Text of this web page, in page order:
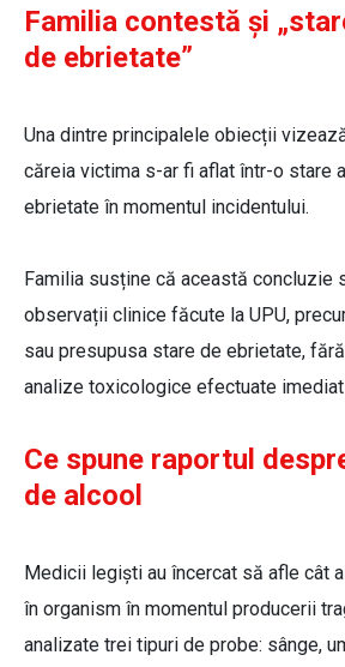
Familia contestă și
de ebrietate”
Una dintre principalele obiecții
căreia victima s-ar fi aflat într-o stare
ebrietate în momentul incidentului.
Familia susține că această concluzie
observații clinice făcute la UPU,
sau presupusa stare de ebrietate,
analize toxicologice efectuate imediat
Ce spune raportul
de alcool
Medicii legiști au încercat să afle cât
în organism în momentul producerii
analizate trei tipuri de probe: sânge,